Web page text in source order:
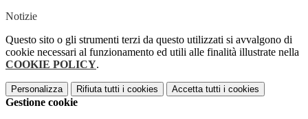
Notizie
Questo sito o gli strumenti terzi da questo utilizzati si avvalgono di
cookie necessari al funzionamento ed utili alle finalità illustrate nella
COOKIE POLICY.
Personalizza Rifiuta tutti i cookies Accetta tutti i cookies
Gestione cookie